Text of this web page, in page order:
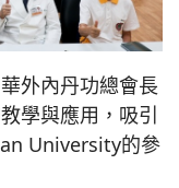
外內丹功總會長
學與應用，吸引
University的參